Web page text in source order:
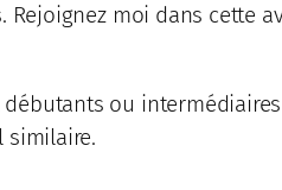
moi dans cette
ou
similaire.